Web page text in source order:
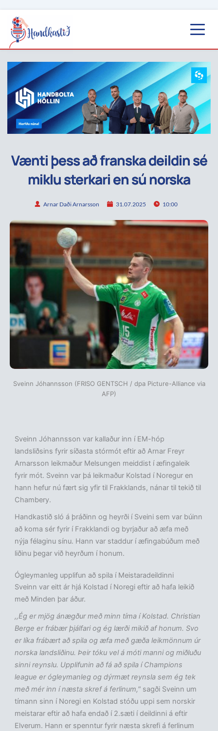
Vænti þess að franska deildin sé
miklu sterkari en sú norska
Arnar Daði Arnarsson 31.07.2025 10:00
Sveinn Jóhannsson (FRISO GENTSCH / dpa Picture-Alliance via
AFP)
Sveinn Jóhannsson var kallaður inn í EM-hóp
landsliðsins fyrir síðasta stórmót eftir að Arnar Freyr
Arnarsson leikmaður Melsungen meiddist í æfingaleik
fyrir mót. Sveinn var þá leikmaður Kolstad í Noregur en
hann hefur nú fært sig yfir til Frakklands, nánar til tekið til
Chambery.
Handkastið sló á þráðinn og heyrði í Sveini sem var búinn
að koma sér fyrir í Frakklandi og byrjaður að æfa með
nýja félaginu sínu. Hann var staddur í æfingabúðum með
liðinu þegar við heyrðum í honum.
Ógleymanleg upplifun að spila í Meistaradeildinni
Sveinn var eitt ár hjá Kolstad í Noregi eftir að hafa leikið
með Minden þar áður.
,,Ég er mjög ánægður með minn tíma í Kolstad. Christian
Berge er frábær þjálfari og ég lærði mikið af honum. Svo
er líka frábært að spila og æfa með gæða leikmönnum úr
norska landsliðinu. Þeir tóku vel á móti manni og miðluðu
sinni reynslu. Upplifunin að fá að spila í Champions
league er ógleymanleg og dýrmæt reynsla sem ég tek
með mér inn í næsta skref á ferlinum," sagði Sveinn um
tímann sinn í Noregi en Kolstad stóðu uppi sem norskir
meistarar eftir að hafa endað í 2.sæti í deildinni á eftir
Elverum. Hann er spenntur fyrir næsta skrefi á ferlinum